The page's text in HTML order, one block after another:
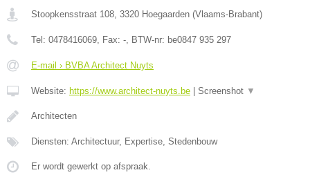
Stoopkensstraat 108, 3320 Hoegaarden (Vlaams-Brabant)
Tel: 0478416069, Fax: -, BTW-nr: be0847 935 297
E-mail › BVBA Architect Nuyts
Website: https://www.architect-nuyts.be Screenshot ▼
Architecten
Diensten: Architectuur, Expertise, Stedenbouw
Er wordt gewerkt op afspraak.